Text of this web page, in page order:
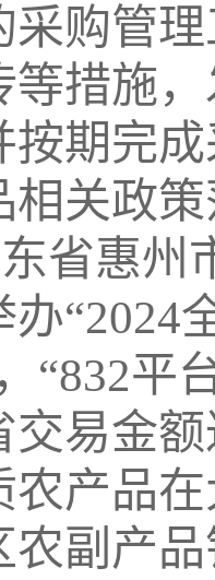
采购管
等措施
按期完
相关政
惠州市
办“2024
“832平
交易金
农产品
农副产